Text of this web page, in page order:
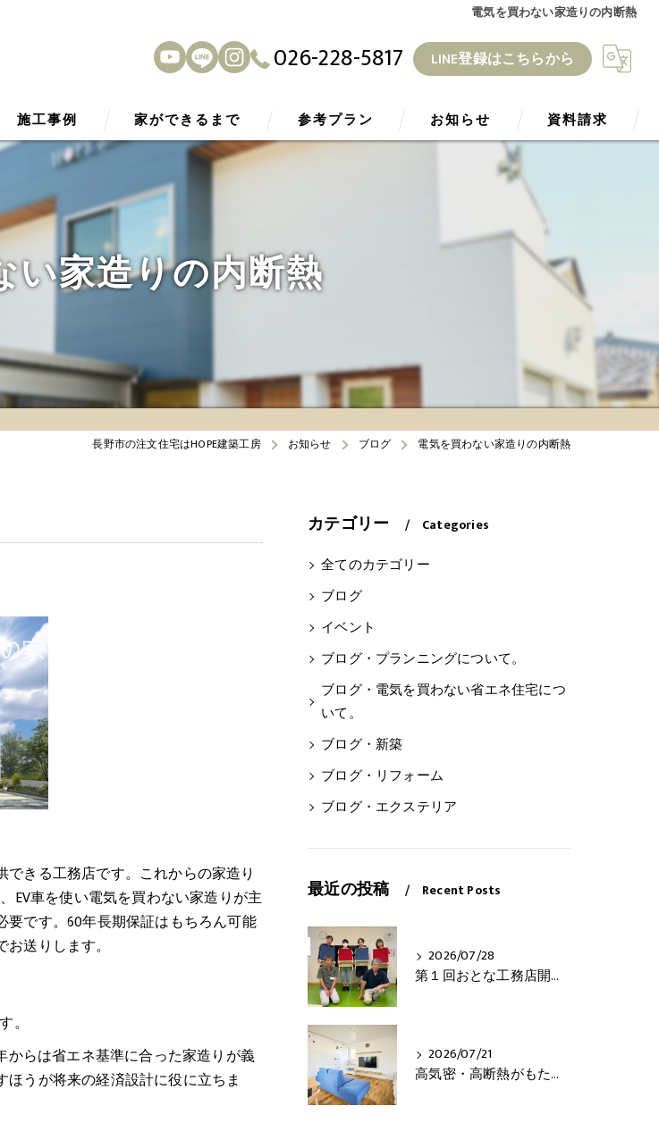
電気を買わない家造りの内断熱
026-228-5817 LINE登録はこちらから
施工事例 家ができるまで
アフターサービス
参考プラン お知らせ 資料請求
い家造りの内断熱
長野市の注文住宅はHOPE建築工房 お知らせ ブログ 電気を買わない家造りの内断熱
きる工務店です。これからの家造り
EV車を使い電気を買わない家造りが主
です。60年長期保証はもちろん可能
送りします。
。
からは省エネ基準に合った家造りが義
うが将来の経済設計に役に立ちま
カテゴリー Categories
全てのカテゴリー
ブログ
イベント
ブログ・プランニングについて。
ブログ・電気を買わない省エネ住宅につ
いて。
ブログ・新築
ブログ・リフォーム
ブログ・エクステリア
最近の投稿 Recent Posts
2026/07/28
第１回おとな工務店開催！
2026/07/21
高気密・高断熱がもたらす3つの快適さとは？